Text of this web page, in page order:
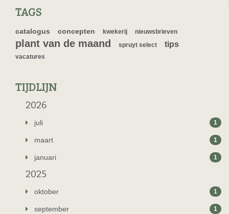
TAGS
catalogus concepten kwekerij nieuwsbrieven
plant van de maand spruyt select tips
vacatures
TIJDLIJN
2026
juli 1
maart 1
januari 1
2025
oktober 1
september 1